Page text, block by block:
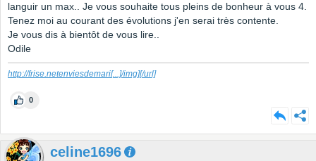
languir un max.. Je vous souhaite tous pleins de bonheur à vous 4.
Tenez moi au courant des évolutions j'en serai très contente.
Je vous dis à bientôt de vous lire..
Odile
http://frise.netenviesdemari[...]/img][/url]
0
celine1696